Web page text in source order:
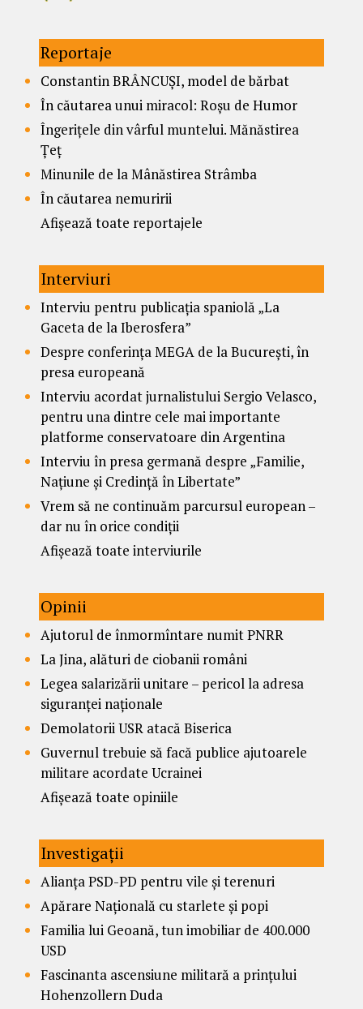
Reportaje
Constantin BRÂNCUȘI, model de bărbat
În căutarea unui miracol: Roșu de Humor
Îngerițele din vârful muntelui. Mănăstirea
Țeț
Minunile de la Mânăstirea Strâmba
În căutarea nemuririi
Afișează toate reportajele
Interviuri
Interviu pentru publicația spaniolă „La
Gaceta de la Iberosfera”
Despre conferința MEGA de la București, în
presa europeană
Interviu acordat jurnalistului Sergio Velasco,
pentru una dintre cele mai importante
platforme conservatoare din Argentina
Interviu în presa germană despre „Familie,
Națiune și Credință în Libertate”
Vrem să ne continuăm parcursul european –
dar nu în orice condiții
Afișează toate interviurile
Opinii
Ajutorul de înmormîntare numit PNRR
La Jina, alături de ciobanii români
Legea salarizării unitare – pericol la adresa
siguranței naționale
Demolatorii USR atacă Biserica
Guvernul trebuie să facă publice ajutoarele
militare acordate Ucrainei
Afișează toate opiniile
Investigații
Alianța PSD-PD pentru vile și terenuri
Apărare Națională cu starlete și popi
Familia lui Geoană, tun imobiliar de 400.000
USD
Fascinanta ascensiune militară a prințului
Hohenzollern Duda